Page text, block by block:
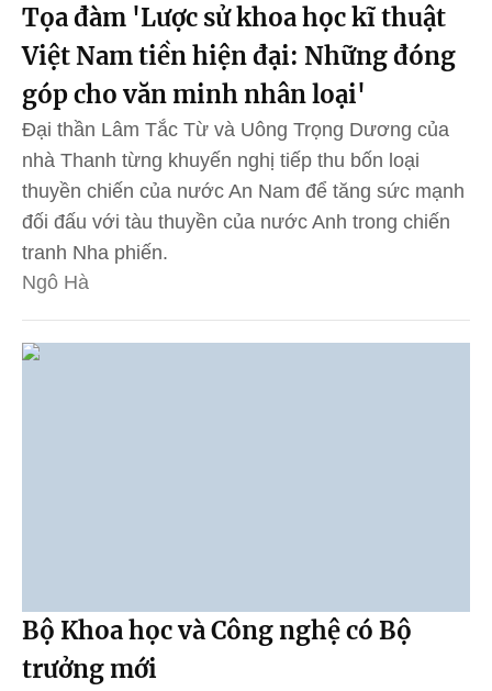
Tọa đàm 'Lược sử khoa học kĩ thuật
Việt Nam tiền hiện đại: Những đóng
góp cho văn minh nhân loại'
Đại thần Lâm Tắc Từ và Uông Trọng Dương của
nhà Thanh từng khuyến nghị tiếp thu bốn loại
thuyền chiến của nước An Nam để tăng sức mạnh
đối đấu với tàu thuyền của nước Anh trong chiến
tranh Nha phiến.
Ngô Hà
Bộ Khoa học và Công nghệ có Bộ
trưởng mới